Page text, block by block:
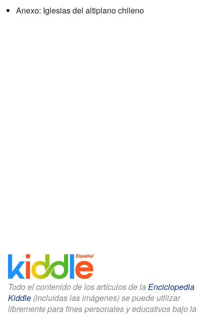
Anexo: Iglesias del altiplano chileno
Todo el contenido de los artículos de la Enciclopedia
Kiddle (incluidas las imágenes) se puede utilizar
libremente para fines personales y educativos bajo la